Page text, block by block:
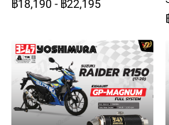
฿18,190 - ฿22,195